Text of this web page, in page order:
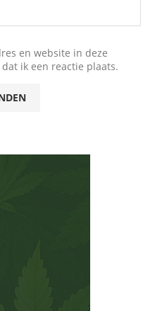
en website in deze
ik een reactie plaats.